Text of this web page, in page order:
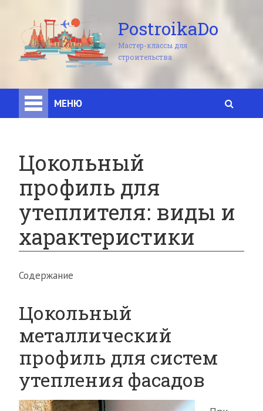
PostroikaDo
Мастер-классы для
строительства
МЕНЮ
Цокольный
профиль для
утеплителя: виды и
характеристики
Содержание
Цокольный
металлический
профиль для систем
утепления фасадов